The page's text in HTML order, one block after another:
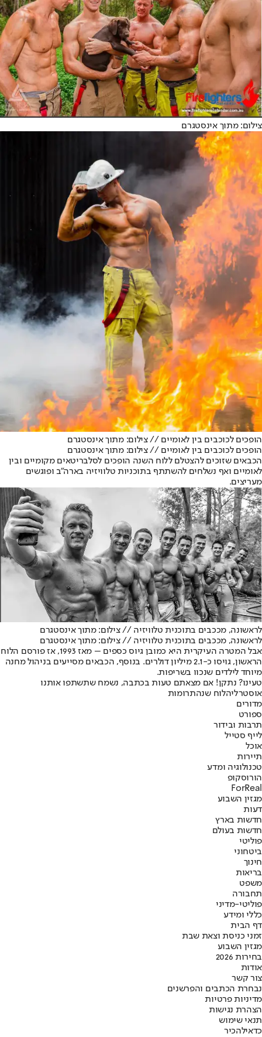
צילום: מתוך אינסטגרם
הופכים לכוכבים בין לאומיים // צילום: מתוך אינסטגרם
הופכים לכוכבים בין לאומיים // צילום: מתוך אינסטגרם
הכבאים שזוכים להצטלם ללוח השנה הופכים לסלבריטאים מקומיים ובין
לאומיים ואף נשלחים להשתתף בתוכניות טלוויזיה בארה"ב ופוגשים
מעריצים.
לראשונה, מככבים בתוכנית טלוויזיה // צילום: מתוך אינסטגרם
לראשונה, מככבים בתוכנית טלוויזיה // צילום: מתוך אינסטגרם
אבל המטרה העיקרית היא כמובן גיוס כספים – מאז 1993, אז פורסם הלוח
הראשון, גויסו כ-2.1 מיליון דולרים. בנוסף, הכבאים מסייעים בניהול מחנה
מיוחד לילדים שנכוו בשריפות.
טעינו? נתקן! אם מצאתם טעות בכתבה, נשמח שתשתפו אותנו
אוסטרליהלוח שנהתרומות
מדורים
ספורט
תרבות ובידור
לייף סטייל
אוכל
תיירות
טכנולוגיה ומדע
הורוסקופ
ForReal
מגזין השבוע
דעות
חדשות בארץ
חדשות בעולם
פוליטי
ביטחוני
חינוך
בריאות
משפט
תחבורה
פוליטי-מדיני
כללי ומידע
דף הבית
זמני כניסת וצאת שבת
מגזין השבוע
בחירות 2026
אודות
צור קשר
נבחרת הכתבים והפרשנים
מדיניות פרטיות
הצהרת נגישות
תנאי שימוש
כדאילהכיר